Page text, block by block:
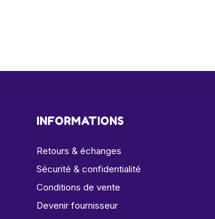
INFORMATIONS
Retours & échanges
Sécurité & confidentialité
Conditions de vente
Devenir fournisseur